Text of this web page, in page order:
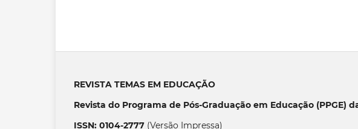
REVISTA TEMAS EM EDUCAÇÃO
Revista do Programa de Pós-Graduação em Educação (PPGE)
ISSN: 0104-2777 (Versão Impressa)